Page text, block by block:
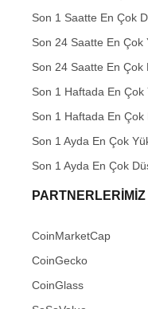
Son 1 Saatte En Çok
Son 24 Saatte En Çok
Son 24 Saatte En Çok
Son 1 Haftada En
Son 1 Haftada En
Son 1 Ayda En Çok
Son 1 Ayda En Çok
PARTNERLERIMIZ
CoinMarketCap
CoinGecko
CoinGlass